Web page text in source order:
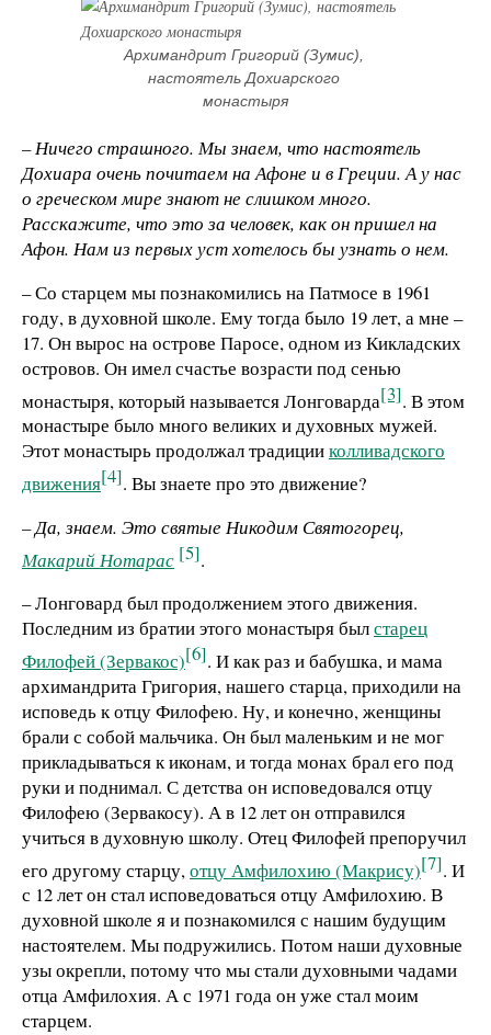
Архимандрит Григорий (Зумис),
настоятель Дохиарского
монастыря
– Ничего страшного. Мы знаем, что настоятель
Дохиара очень почитаем на Афоне и в Греции. А у нас
о греческом мире знают не слишком много.
Расскажите, что это за человек, как он пришел на
Афон. Нам из первых уст хотелось бы узнать о нем.
– Со старцем мы познакомились на Патмосе в 1961
году, в духовной школе. Ему тогда было 19 лет, а мне –
17. Он вырос на острове Паросе, одном из Кикладских
островов. Он имел счастье возрасти под сенью
монастыря, который называется Лонговарда[3]. В этом
монастыре было много великих и духовных мужей.
Этот монастырь продолжал традицииколливадского
движения[4]. Вы знаете про это движение?
– Да, знаем. Это святые Никодим Святогорец,
Макарий Нотарас [5].
– Лонговард был продолжением этого движения.
Последним из братии этого монастыря былстарец
Филофей (Зервакос)[6]. И как раз и бабушка, и мама
архимандрита Григория, нашего старца, приходили на
исповедь к отцу Филофею. Ну, и конечно, женщины
брали с собой мальчика. Он был маленьким и не мог
прикладываться к иконам, и тогда монах брал его под
руки и поднимал. С детства он исповедовался отцу
Филофею (Зервакосу). А в 12 лет он отправился
учиться в духовную школу. Отец Филофей препоручил
его другому старцу, отцу Амфилохию (Макрису)[7]. И
с 12 лет он стал исповедоваться отцу Амфилохию. В
духовной школе я и познакомился с нашим будущим
настоятелем. Мы подружились. Потом наши духовные
узы окрепли, потому что мы стали духовными чадами
отца Амфилохия. А с 1971 года он уже стал моим
старцем.